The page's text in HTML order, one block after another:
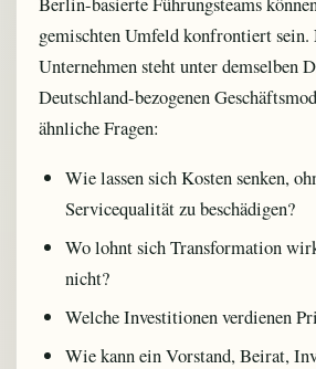
gemischten Umfeld konfrontiert sein.
Unternehmen steht unter demselben
Deutschland-bezogenen
ähnliche Fragen:
Wie lassen sich Kosten senken,
Servicequalität zu beschädigen?
Wo lohnt sich Transformation
nicht?
Welche Investitionen verdienen
Wie kann ein Vorstand, Beirat,